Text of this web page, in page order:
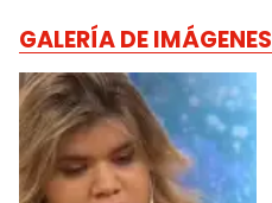
GALERÍA DE IMÁGENES